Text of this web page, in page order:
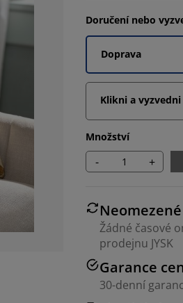
Doručení nebo
Doprava
Klikni a vyzvedni
Množství
- +
Žádné časové
prodejnu JYSK
Garance
30-denní
11.11111111111111%